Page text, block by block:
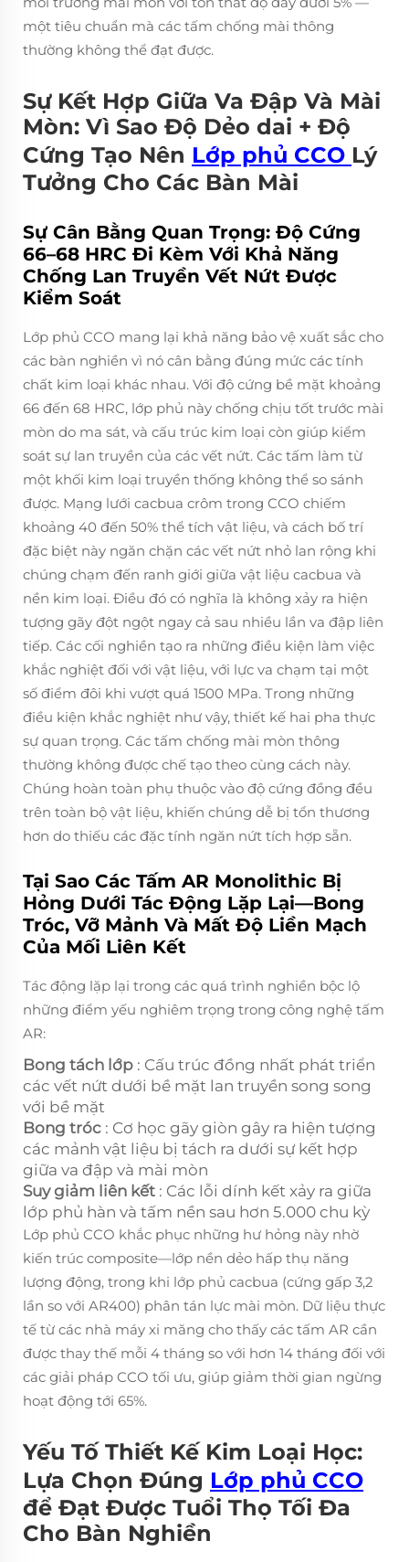
một tiêu chuẩn mà các tấm chống mài thông
thường không thể đạt được.
Sự Kết Hợp Giữa Va Đập Và Mài
Mòn: Vì Sao Độ Dẻo dai + Độ
Cứng Tạo Nên Lớp phủ CCO Lý
Tưởng Cho Các Bàn Mài
Sự Cân Bằng Quan Trọng: Độ Cứng
66–68 HRC Đi Kèm Với Khả Năng
Chống Lan Truyền Vết Nứt Được
Kiểm Soát
Lớp phủ CCO mang lại khả năng bảo vệ xuất sắc cho
các bàn nghiền vì nó cân bằng đúng mức các tính
chất kim loại khác nhau. Với độ cứng bề mặt khoảng
66 đến 68 HRC, lớp phủ này chống chịu tốt trước mài
mòn do ma sát, và cấu trúc kim loại còn giúp kiểm
soát sự lan truyền của các vết nứt. Các tấm làm từ
một khối kim loại truyền thống không thể so sánh
được. Mạng lưới cacbua crôm trong CCO chiếm
khoảng 40 đến 50% thể tích vật liệu, và cách bố trí
đặc biệt này ngăn chặn các vết nứt nhỏ lan rộng khi
chúng chạm đến ranh giới giữa vật liệu cacbua và
nền kim loại. Điều đó có nghĩa là không xảy ra hiện
tượng gãy đột ngột ngay cả sau nhiều lần va đập liên
tiếp. Các cối nghiền tạo ra những điều kiện làm việc
khắc nghiệt đối với vật liệu, với lực va chạm tại một
số điểm đôi khi vượt quá 1500 MPa. Trong những
điều kiện khắc nghiệt như vậy, thiết kế hai pha thực
sự quan trọng. Các tấm chống mài mòn thông
thường không được chế tạo theo cùng cách này.
Chúng hoàn toàn phụ thuộc vào độ cứng đồng đều
trên toàn bộ vật liệu, khiến chúng dễ bị tổn thương
hơn do thiếu các đặc tính ngăn nứt tích hợp sẵn.
Tại Sao Các Tấm AR Monolithic Bị
Hỏng Dưới Tác Động Lặp Lại—Bong
Tróc, Vỡ Mảnh Và Mất Độ Liền Mạch
Của Mối Liên Kết
Tác động lặp lại trong các quá trình nghiền bộc lộ
những điểm yếu nghiêm trọng trong công nghệ tấm
AR:
Bong tách lớp : Cấu trúc đồng nhất phát triển
các vết nứt dưới bề mặt lan truyền song song
với bề mặt
Bong tróc : Cơ học gãy giòn gây ra hiện tượng
các mảnh vật liệu bị tách ra dưới sự kết hợp
giữa va đập và mài mòn
Suy giảm liên kết : Các lỗi dính kết xảy ra giữa
lớp phủ hàn và tấm nền sau hơn 5.000 chu kỳ
Lớp phủ CCO khắc phục những hư hỏng này nhờ
kiến trúc composite—lớp nền dẻo hấp thụ năng
lượng động, trong khi lớp phủ cacbua (cứng gấp 3,2
lần so với AR400) phân tán lực mài mòn. Dữ liệu thực
tế từ các nhà máy xi măng cho thấy các tấm AR cần
được thay thế mỗi 4 tháng so với hơn 14 tháng đối với
các giải pháp CCO tối ưu, giúp giảm thời gian ngừng
hoạt động tới 65%.
Yếu Tố Thiết Kế Kim Loại Học:
Lựa Chọn Đúng Lớp phủ CCO
để Đạt Được Tuổi Thọ Tối Đa
Cho Bàn Nghiền